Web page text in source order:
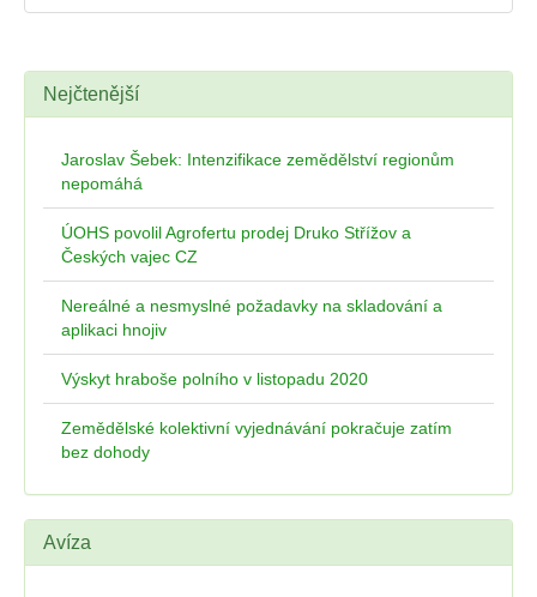
Nejčtenější
Jaroslav Šebek: Intenzifikace zemědělství regionům
nepomáhá
ÚOHS povolil Agrofertu prodej Druko Střížov a
Českých vajec CZ
Nereálné a nesmyslné požadavky na skladování a
aplikaci hnojiv
Výskyt hraboše polního v listopadu 2020
Zemědělské kolektivní vyjednávání pokračuje zatím
bez dohody
Avíza